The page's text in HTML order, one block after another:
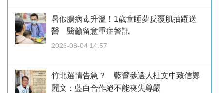
暑假腸病毒升溫！1歲童睡夢反覆肌抽躍送
醫 醫籲留意重症警訊
2026-08-04 14:57
竹北選情告急？ 藍營參選人杜文中致信鄭
麗文：藍白合作絕不能喪失尊嚴